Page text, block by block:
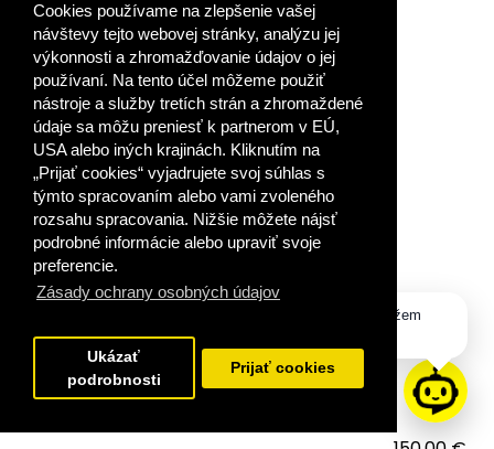
Cookies používame na zlepšenie vašej
návštevy tejto webovej stránky, analýzu jej
výkonnosti a zhromažďovanie údajov o jej
používaní. Na tento účel môžeme použiť
nástroje a služby tretích strán a zhromaždené
údaje sa môžu preniesť k partnerom v EÚ,
USA alebo iných krajinách. Kliknutím na
„Prijať cookies“ vyjadrujete svoj súhlas s
týmto spracovaním alebo vami zvoleného
rozsahu spracovania. Nižšie môžete nájsť
podrobné informácie alebo upraviť svoje
preferencie.
Zásady ochrany osobných údajov
Ukázať
podrobnosti
Prijať cookies
TVORBA NELINEÁRNYCH PREZENTÁCIÍ V
POWERPOINTE
Podrobné návody, ako sa prihlásiť do zakúpen..
Dobrý deň, ako vám môžem